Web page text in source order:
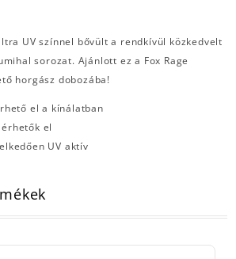
UV színnel bővült a rendkívül közkedvelt
sorozat. Ajánlott ez a Fox Rage
horgász dobozába!
el a kínálatban
el
UV aktív